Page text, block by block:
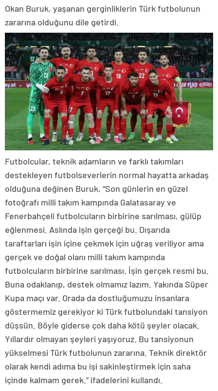
Okan Buruk, yaşanan gerginliklerin Türk futbolunun
zararına olduğunu dile getirdi.
Futbolcular, teknik adamların ve farklı takımları
destekleyen futbolseverlerin normal hayatta arkadaş
olduğuna değinen Buruk, “Son günlerin en güzel
fotoğrafı milli takım kampında Galatasaray ve
Fenerbahçeli futbolcuların birbirine sarılması, gülüp
eğlenmesi. Aslında işin gerçeği bu. Dışarıda
taraftarları işin içine çekmek için uğraş veriliyor ama
gerçek ve doğal olanı milli takım kampında
futbolcuların birbirine sarılması. İşin gerçek resmi bu.
Buna odaklanıp, destek olmamız lazım. Yakında Süper
Kupa maçı var. Orada da dostluğumuzu insanlara
göstermemiz gerekiyor ki Türk futbolundaki tansiyon
düşsün. Böyle giderse çok daha kötü şeyler olacak.
Yıllardır olmayan şeyleri yaşıyoruz. Bu tansiyonun
yükselmesi Türk futbolunun zararına. Teknik direktör
olarak kendi adıma bu işi sakinleştirmek için saha
içinde kalmam gerek.” ifadelerini kullandı.